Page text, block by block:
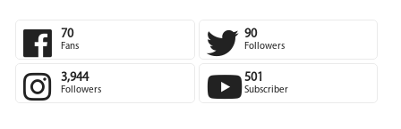
70 90
3,944 501